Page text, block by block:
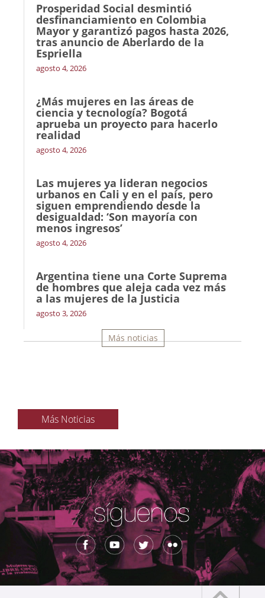
Prosperidad Social desmintió
desfinanciamiento en Colombia
Mayor y garantizó pagos hasta 2026,
tras anuncio de Aberlardo de la
Espriella
agosto 4, 2026
¿Más mujeres en las áreas de
ciencia y tecnología? Bogotá
aprueba un proyecto para hacerlo
realidad
agosto 4, 2026
Las mujeres ya lideran negocios
urbanos en Cali y en el país, pero
siguen emprendiendo desde la
desigualdad: ‘Son mayoría con
menos ingresos’
agosto 4, 2026
Argentina tiene una Corte Suprema
de hombres que aleja cada vez más
a las mujeres de la Justicia
agosto 3, 2026
Más noticias
Más Noticias